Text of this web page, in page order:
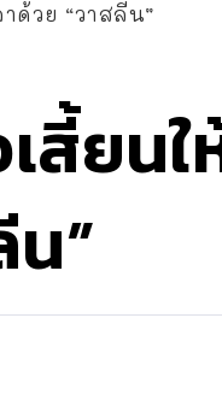
ด้วย “วาสลีน”
สี้ยนใ
”